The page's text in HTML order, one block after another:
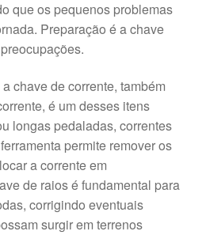
que os pequenos problemas
Preparação é a chave
chave de corrente, também
é um desses itens
longas pedaladas, correntes
permite remover os
a corrente em
de raios é fundamental para
corrigindo eventuais
surgir em terrenos